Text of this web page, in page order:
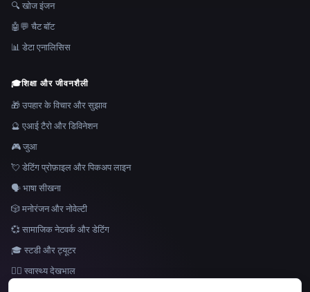
भाषा
🔍 खोज इंजन
🤖💬 चैट बॉट
📊 डेटा एनालिसिस
🎓शिक्षा और जीवनशैली
🎁 उपहार के विचार और सुझाव
🔮 एआई टैरो और डिविनेशन
🎮 जुआ
💘 डेटिंग प्रोफ़ाइल और पिकअप लाइन
🗣️ भाषा सीखना
🎲 मनोरंजन और नोवेल्टी
💞 सामाजिक नेटवर्क और डेटिंग
🎓 स्टडी और ट्यूटर
👩‍⚕️ स्वास्थ्य देखभाल